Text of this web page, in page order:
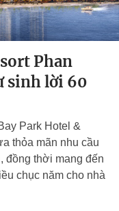
Phan
sinh lời 60
Park Hotel &
thỏa mãn nhu cầu
đồng thời mang đến
chục năm cho nhà